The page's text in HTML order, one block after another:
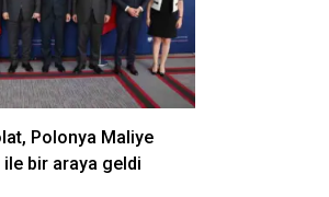
Polonya Maliye
ile bir araya geldi